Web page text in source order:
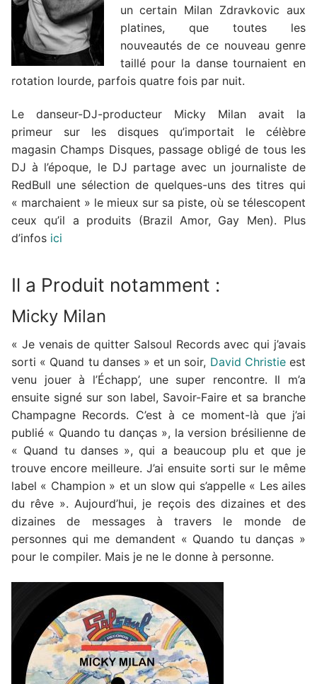
un certain Milan Zdravkovic aux
platines, que toutes les
nouveautés de ce nouveau genre
taillé pour la danse tournaient en
rotation lourde, parfois quatre fois par nuit.
Le danseur-DJ-producteur Micky Milan avait la
primeur sur les disques qu’importait le célèbre
magasin Champs Disques, passage obligé de tous les
DJ à l’époque, le DJ partage avec un journaliste de
RedBull une sélection de quelques-uns des titres qui
« marchaient » le mieux sur sa piste, où se télescopent
ceux qu’il a produits (Brazil Amor, Gay Men). Plus
d’infos ici
Il a Produit notamment :
Micky Milan
« Je venais de quitter Salsoul Records avec qui j’avais
sorti « Quand tu danses » et un soir, David Christieest
venu jouer à l’Échapp’, une super rencontre. Il m’a
ensuite signé sur son label, Savoir-Faire et sa branche
Champagne Records. C’est à ce moment-là que j’ai
publié « Quando tu danças », la version brésilienne de
« Quand tu danses », qui a beaucoup plu et que je
trouve encore meilleure. J’ai ensuite sorti sur le même
label « Champion » et un slow qui s’appelle « Les ailes
du rêve ». Aujourd’hui, je reçois des dizaines et des
dizaines de messages à travers le monde de
personnes qui me demandent « Quando tu danças »
pour le compiler. Mais je ne le donne à personne.